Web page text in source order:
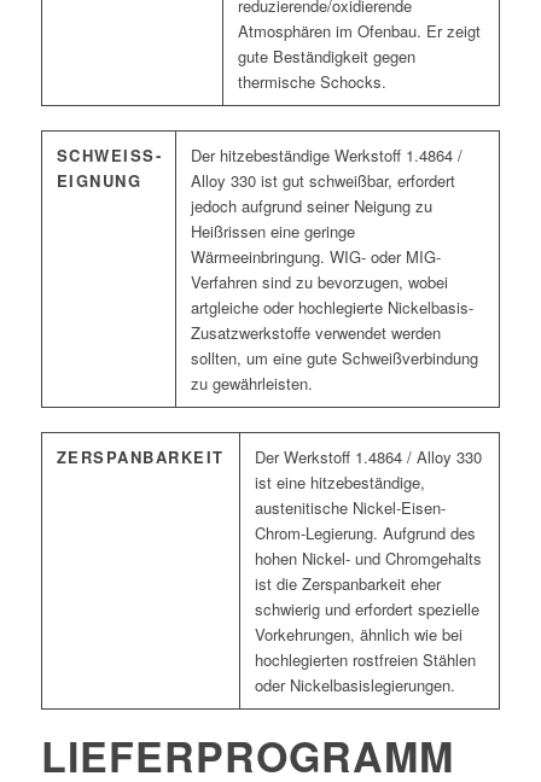
reduzierende/oxidierende
Atmosphären im Ofenbau. Er zeigt
gute Beständigkeit gegen
thermische Schocks.
SCHWEISS­E
IGNUNG
Der hitzebeständige Werkstoff 1.4864 /
Alloy 330 ist gut schweißbar, erfordert
jedoch aufgrund seiner Neigung zu
Heißrissen eine geringe
Wärmeeinbringung. WIG- oder MIG-
Verfahren sind zu bevorzugen, wobei
artgleiche oder hochlegierte Nickelbasis-
Zusatzwerkstoffe verwendet werden
sollten, um eine gute Schweißverbindung
zu gewährleisten.
ZERSPANBARKEIT
Der Werkstoff 1.4864 / Alloy 330
ist eine hitzebeständige,
austenitische Nickel-Eisen-
Chrom-Legierung. Aufgrund des
hohen Nickel- und Chromgehalts
ist die Zerspanbarkeit eher
schwierig und erfordert spezielle
Vorkehrungen, ähnlich wie bei
hochlegierten rostfreien Stählen
oder Nickelbasislegierungen.
LIEFERPROGRAMM